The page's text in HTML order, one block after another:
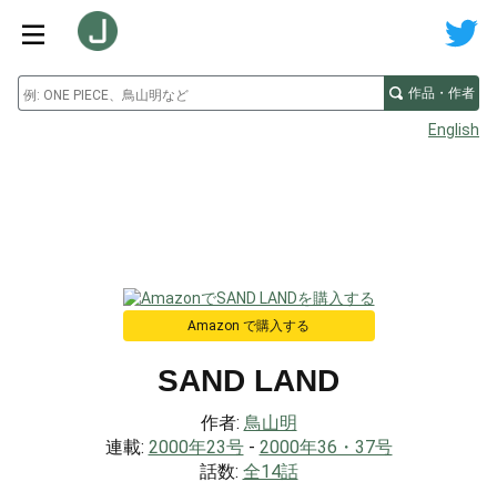
作品・作者
English
Amazon で購入する
SAND LAND
作者: 鳥山明
連載: 2000年23号- 2000年36・37号
話数: 全14話